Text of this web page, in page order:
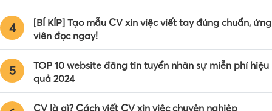
4
[BÍ KÍP] Tạo mẫu CV xin việc viết tay đúng chuẩn, ứng
viên đọc ngay!
5
TOP 10 website đăng tin tuyển nhân sự miễn phí hiệu
quả 2024
CV là gì? Cách viết CV xin việc chuyên nghiệp